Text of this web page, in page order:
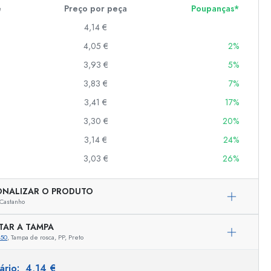
Preço por peça
Poupanças*
4,14 €
4,05 €
2%
3,93 €
5%
3,83 €
7%
3,41 €
17%
3,30 €
20%
3,14 €
24%
3,03 € 26%
O PRODUTO
Castanho
A TAMPA
, Tampa de rosca, PP, Preto